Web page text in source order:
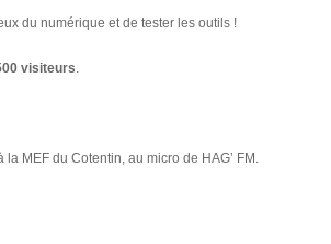
du numérique et de tester les outils !
visiteurs.
MEF du Cotentin, au micro de HAG’ FM.